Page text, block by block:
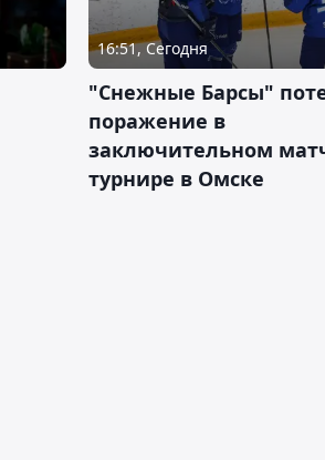
16:51, Сегодня
"Снежные Барсы"
поражение в
заключительном
турнире в Омске